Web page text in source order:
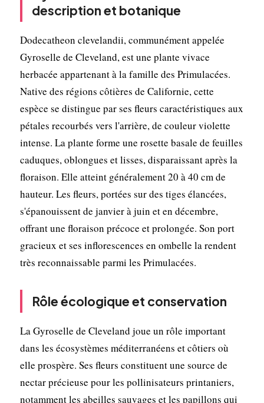
description et botanique
Dodecatheon clevelandii, communément appelée
Gyroselle de Cleveland, est une plante vivace
herbacée appartenant à la famille des Primulacées.
Native des régions côtières de Californie, cette
espèce se distingue par ses fleurs caractéristiques aux
pétales recourbés vers l'arrière, de couleur violette
intense. La plante forme une rosette basale de feuilles
caduques, oblongues et lisses, disparaissant après la
floraison. Elle atteint généralement 20 à 40 cm de
hauteur. Les fleurs, portées sur des tiges élancées,
s'épanouissent de janvier à juin et en décembre,
offrant une floraison précoce et prolongée. Son port
gracieux et ses inflorescences en ombelle la rendent
très reconnaissable parmi les Primulacées.
Rôle écologique et conservation
La Gyroselle de Cleveland joue un rôle important
dans les écosystèmes méditerranéens et côtiers où
elle prospère. Ses fleurs constituent une source de
nectar précieuse pour les pollinisateurs printaniers,
notamment les abeilles sauvages et les papillons qui